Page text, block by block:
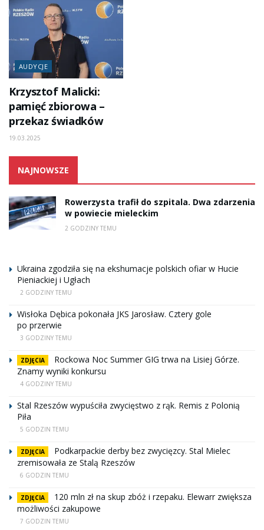
AUDYCJE
Krzysztof Malicki:
pamięć zbiorowa –
przekaz świadków
19.03.2025
NAJNOWSZE
Rowerzysta trafił do szpitala. Dwa zdarzenia
w powiecie mieleckim
2 GODZINY TEMU
Ukraina zgodziła się na ekshumacje polskich ofiar w Hucie
Pieniackiej i Ugłach
2 GODZINY TEMU
Wisłoka Dębica pokonała JKS Jarosław. Cztery gole
po przerwie
3 GODZINY TEMU
ZDJĘCIA
Rockowa Noc Summer GIG trwa na Lisiej Górze.
Znamy wyniki konkursu
4 GODZINY TEMU
Stal Rzeszów wypuściła zwycięstwo z rąk. Remis z Polonią
Piła
5 GODZIN TEMU
ZDJĘCIA
Podkarpackie derby bez zwycięzcy. Stal Mielec
zremisowała ze Stalą Rzeszów
6 GODZIN TEMU
ZDJĘCIA
120 mln zł na skup zbóż i rzepaku. Elewarr zwiększa
możliwości zakupowe
7 GODZIN TEMU